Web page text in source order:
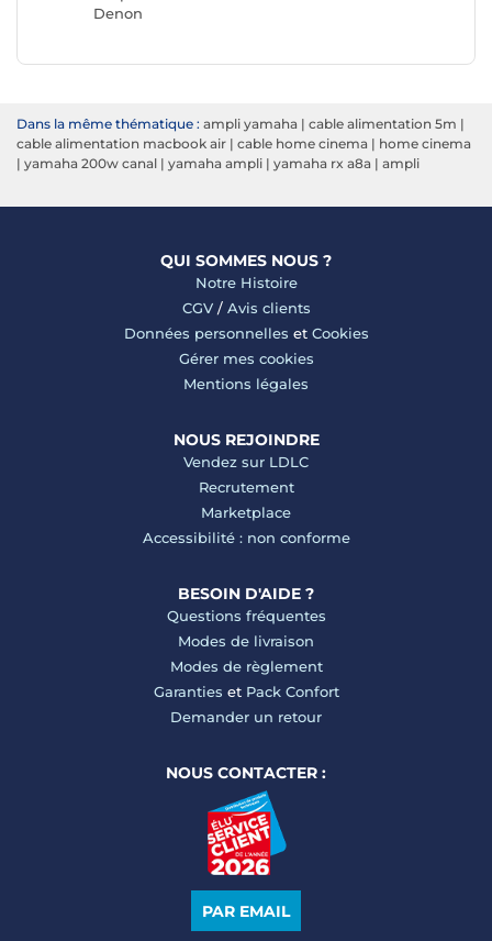
Denon
Dans la même thématique : ampli yamaha | cable alimentation 5m |
cable alimentation macbook air | cable home cinema | home cinema
| yamaha 200w canal | yamaha ampli | yamaha rx a8a | ampli
QUI SOMMES NOUS ?
Notre Histoire
CGV/ Avis clients
Données personnelles et Cookies
Gérer mes cookies
Mentions légales
NOUS REJOINDRE
Vendez sur LDLC
Recrutement
Marketplace
Accessibilité : non conforme
BESOIN D'AIDE ?
Questions fréquentes
Modes de livraison
Modes de règlement
Garanties et Pack Confort
Demander un retour
NOUS CONTACTER :
PAR EMAIL